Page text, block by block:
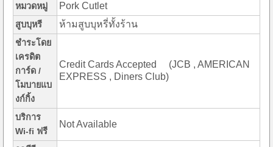
หมวดหมู่ Pork Cutlet
สูบบุหรี ห้ามสูบบุหรี่ทั้งร้าน
ชำระโดย
เครดิต
การ์ด /
โมบายแบ
งก์กิ้ง
Credit Cards Accepted (JCB , AMERICAN
EXPRESS , Diners Club)
บริการ
Wi-fi ฟรี
Not Available